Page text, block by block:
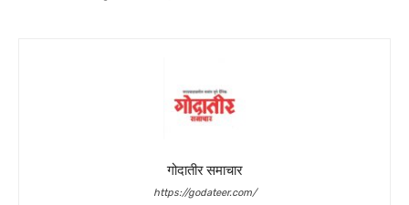
गोदातीर समाचार
https://godateer.com/